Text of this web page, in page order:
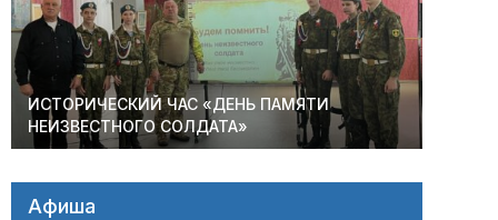
ИСТОРИЧЕСКИЙ ЧАС «ДЕНЬ ПАМЯТИ
НЕИЗВЕСТНОГО СОЛДАТА»
Афиша